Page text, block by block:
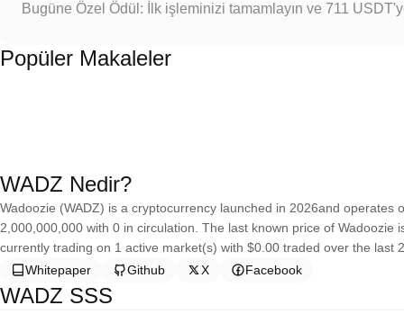
Bugüne Özel Ödül: İlk işleminizi tamamlayın ve 711
Popüler Makaleler
WADZ Nedir?
Wadoozie (WADZ) is a cryptocurrency launched in 2026and
2,000,000,000 with 0 in circulation. The last known price of
currently trading on 1 active market(s) with $0.00 traded over the
Whitepaper
Github X Facebook
WADZ SSS